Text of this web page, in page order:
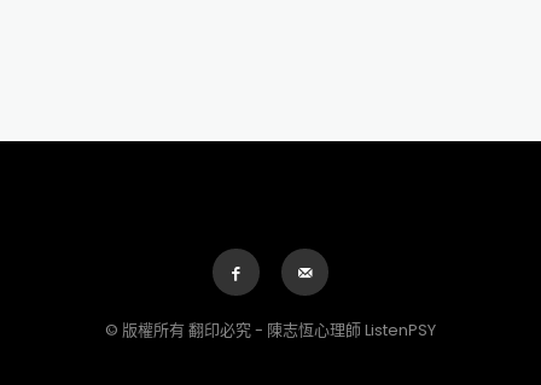
© 版權所有 翻印必究 - 陳志恆心理師 ListenPSY